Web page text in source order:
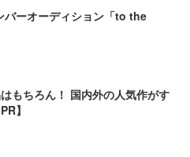
ーオーディション「to the
もちろん！ 国内外の人気作がす
】